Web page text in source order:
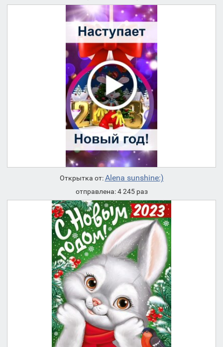
Открытка от:Alena sunshine:)
отправлена: 4 245 раз